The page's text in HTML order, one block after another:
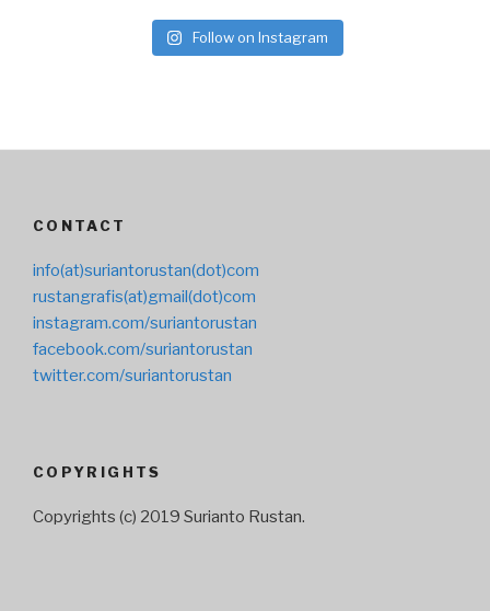
Follow on Instagram
CONTACT
info(at)suriantorustan(dot)com
rustangrafis(at)gmail(dot)com
instagram.com/suriantorustan
facebook.com/suriantorustan
twitter.com/suriantorustan
COPYRIGHTS
Copyrights (c) 2019 Surianto Rustan.